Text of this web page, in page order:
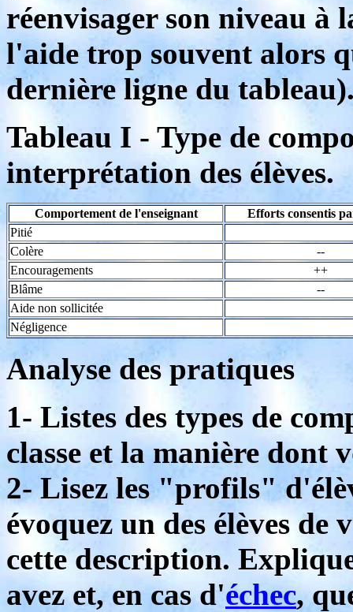
réenvisager son niveau à
l'aide trop souvent alors
dernière ligne du
Tableau I - Type de
interprétation des élèves.
Comportement de l'enseignant
Efforts consentis
Pitié
Colère
--
Encouragements
++
Blâme
--
Aide non sollicitée
Négligence
Analyse des pratiques
1- Listes des types de
classe et la manière dont
2- Lisez les "profils"
évoquez un des élèves de
cette description.
avez et, en cas d'échec,